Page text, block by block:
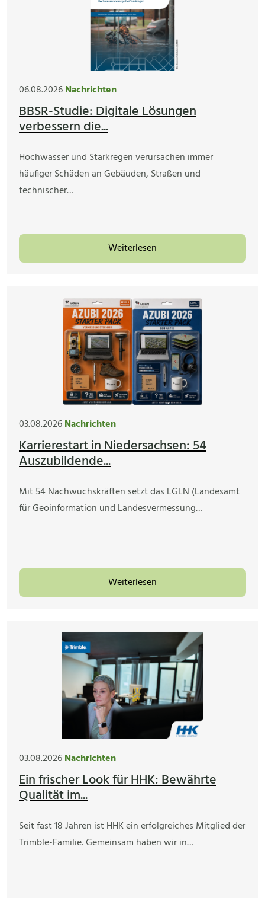
06.08.2026Nachrichten
BBSR-Studie: Digitale Lösungen
verbessern die...
Hochwasser und Starkregen verursachen immer
häufiger Schäden an Gebäuden, Straßen und
technischer…
Weiterlesen
03.08.2026Nachrichten
Karrierestart in Niedersachsen: 54
Auszubildende...
Mit 54 Nachwuchskräften setzt das LGLN (Landesamt
für Geoinformation und Landesvermessung…
Weiterlesen
03.08.2026Nachrichten
Ein frischer Look für HHK: Bewährte
Qualität im...
Seit fast 18 Jahren ist HHK ein erfolgreiches Mitglied der
Trimble-Familie. Gemeinsam haben wir in…